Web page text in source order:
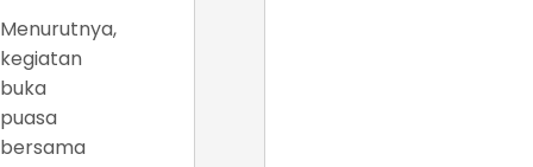
Menurutnya,
kegiatan
buka
puasa
bersama